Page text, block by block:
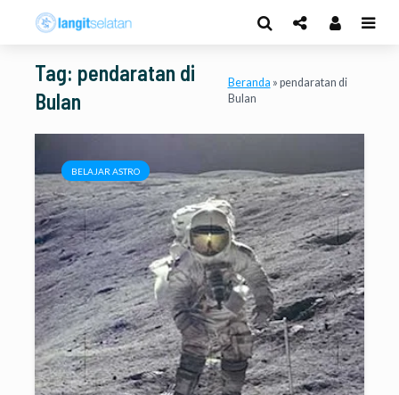
Tag: pendaratan di
Bulan
Beranda » pendaratan di
Bulan
BELAJAR ASTRO